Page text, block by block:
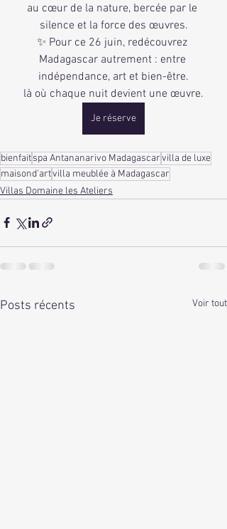
au cœur de la nature, bercée par le
silence et la force des œuvres.
✨ Pour ce 26 juin, redécouvrez
Madagascar autrement : entre
indépendance, art et bien-être.
là où chaque nuit devient une œuvre.
Je réserve
bienfaitspa Antananarivo Madagascarvilla de luxe
maisond'artvilla meublée à Madagascar
Villas Domaine les Ateliers
Posts récents Voir tout